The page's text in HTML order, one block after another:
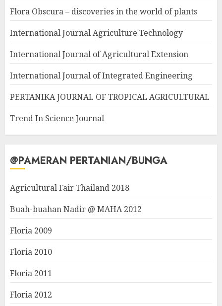
Flora Obscura – discoveries in the world of plants
International Journal Agriculture Technology
International Journal of Agricultural Extension
International Journal of Integrated Engineering
PERTANIKA JOURNAL OF TROPICAL AGRICULTURAL
Trend In Science Journal
@PAMERAN PERTANIAN/BUNGA
Agricultural Fair Thailand 2018
Buah-buahan Nadir @ MAHA 2012
Floria 2009
Floria 2010
Floria 2011
Floria 2012